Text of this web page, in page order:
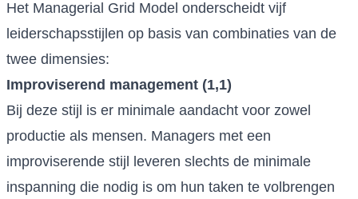
Het Managerial Grid Model onderscheidt vijf
leiderschapsstijlen op basis van combinaties van de
twee dimensies:
Improviserend management (1,1)
Bij deze stijl is er minimale aandacht voor zowel
productie als mensen. Managers met een
improviserende stijl leveren slechts de minimale
inspanning die nodig is om hun taken te volbrengen